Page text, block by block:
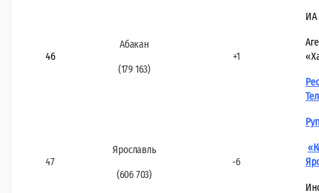
46
Абакан
(179 163)
+1
ИА
47
Ярославль
(606 703)
-6